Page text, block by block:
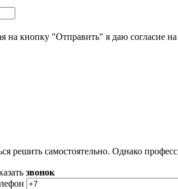
на кнопку "Отправить" я даю согласие
решить самостоятельно. Однако
звонок